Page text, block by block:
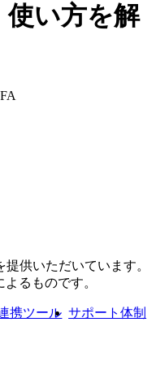
使い方を解
供いただいています。
るものです。
携ツール サポート体制